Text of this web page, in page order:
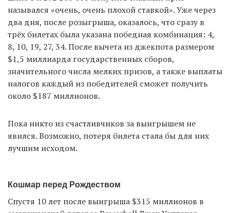
назывался «очень, очень плохой ставкой». Уже через
два дня, после розыгрыша, оказалось, что сразу в
трёх билетах была указана победная комбинация: 4,
8, 10, 19, 27, 34. После вычета из джекпота размером
$1,5 миллиарда государственных сборов,
значительного числа мелких призов, а также выплаты
налогов каждый из победителей сможет получить
около $187 миллионов.
Пока никто из счастливчиков за выигрышем не
явился. Возможно, потеря билета стала бы для них
лучшим исходом.
Кошмар перед Рождеством
Спустя 10 лет после выигрыша $315 миллионов в